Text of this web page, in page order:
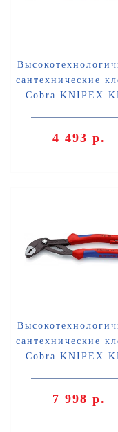
сантехнические
Cobra KNIPEX
4 493 р.
сантехнические
Cobra KNIPEX
7 998 р.